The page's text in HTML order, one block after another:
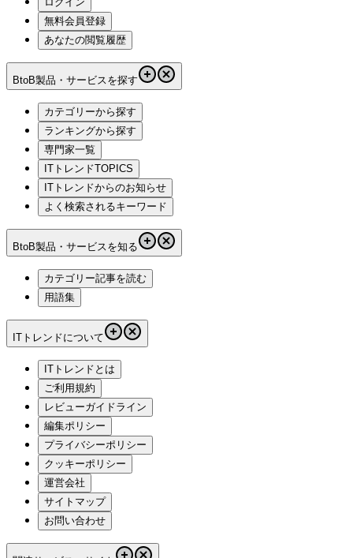
無料会員登録
あなたの閲覧履歴
BtoB製品・サービスを探す
カテゴリーから探す
ランキングから探す
専門家一覧
ITトレンドTOPICS
ITトレンドからのお知らせ
よく検索されるキーワード
BtoB製品・サービスを知る
カテゴリー記事を読む
用語集
ITトレンドについて
ITトレンドとは
ご利用規約
レビューガイドライン
編集ポリシー
プライバシーポリシー
クッキーポリシー
運営会社
サイトマップ
お問い合わせ